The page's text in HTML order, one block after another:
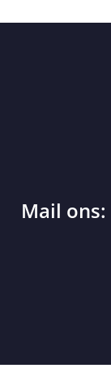
Mail ons: